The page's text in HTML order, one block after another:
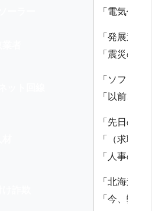
「電気代を
「発展途
「震災の
「ソフト
「以前、
「先日の
「（求職
「人事の方
「北海道
「今、弊